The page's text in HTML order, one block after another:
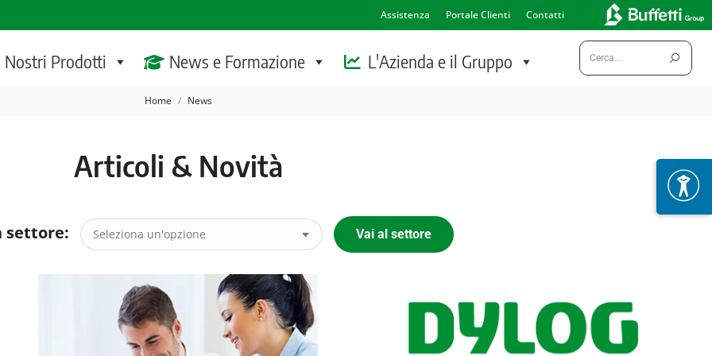
Assistenza Portale Clienti Contatti
Nostri Prodotti News e Formazione L'Azienda e il Gruppo
Cerca:
Tu sei qui:
Home News
Articoli & Novità
settore: Vai al settore